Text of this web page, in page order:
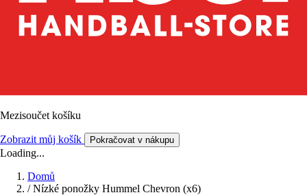
Mezisoučet košíku
Zobrazit můj košík Pokračovat v nákupu
Loading...
Domů
/ Nízké ponožky Hummel Chevron (x6)